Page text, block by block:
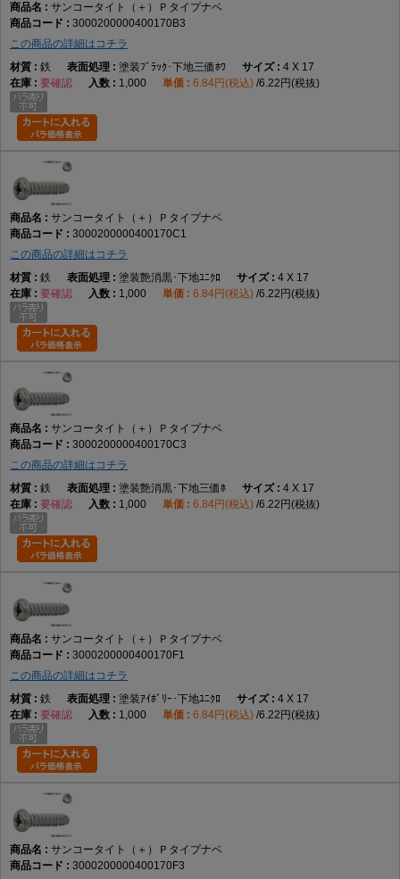
サンコータイト（＋）Ｐタイプナベ
3000200000400170B3
この商品の詳細はコチラ
鉄
塗装ﾌﾞﾗｯｸ･下地三価ﾎﾜ
4 X 17
要確認
1,000 6.84円(税込) 6.22円(税抜)
サンコータイト（＋）Ｐタイプナベ
3000200000400170C1
この商品の詳細はコチラ
鉄
塗装艶消黒･下地ﾕﾆｸﾛ
4 X 17
要確認
1,000 6.84円(税込) 6.22円(税抜)
サンコータイト（＋）Ｐタイプナベ
3000200000400170C3
この商品の詳細はコチラ
鉄
塗装艶消黒･下地三価ﾎ
4 X 17
要確認
1,000 6.84円(税込) 6.22円(税抜)
サンコータイト（＋）Ｐタイプナベ
3000200000400170F1
この商品の詳細はコチラ
鉄
塗装ｱｲﾎﾞﾘｰ･下地ﾕﾆｸﾛ
4 X 17
要確認
1,000 6.84円(税込) 6.22円(税抜)
サンコータイト（＋）Ｐタイプナベ
3000200000400170F3